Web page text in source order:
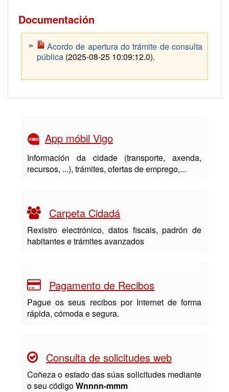
Documentación
Acordo de apertura do trámite de consulta
pública (2025-08-25 10:09:12.0).
App móbil Vigo
Información da cidade (transporte, axenda,
recursos, ...), trámites, ofertas de emprego,...
Carpeta Cidadá
Rexistro electrónico, datos fiscais, padrón de
habitantes e trámites avanzados
Pagamento de Recibos
Pague os seus recibos por Internet de forma
rápida, cómoda e segura.
Consulta de solicitudes web
Coñeza o estado das súas solicitudes mediante
o seu códigoWnnnn-mmm